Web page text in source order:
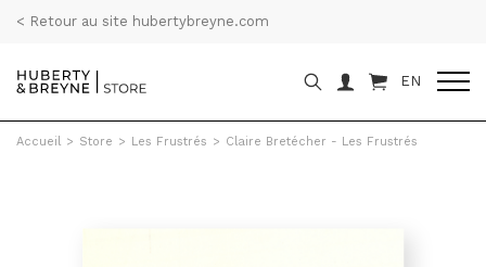
< Retour au site hubertybreyne.com
EN
Accueil > Store > Les Frustrés > Claire Bretécher - Les Frustrés